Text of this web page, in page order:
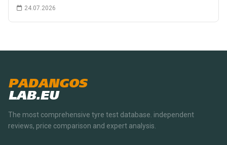
24.07.2026
PADANGOS
LAB.EU
The most comprehensive tyre test database. independent
reviews, price comparison and expert analysis.